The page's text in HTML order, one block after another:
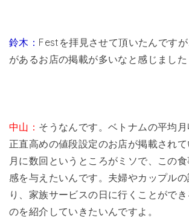
鈴木： Festを拝見させて頂いたんです
があるお店の掲載が多いなと感じました
中山： そうなんです。ベトナムの平均月
正直高めの値段設定のお店が掲載され
月に数回というところがミソで、この
感を与えたいんです。夫婦やカップル
り、家族サービスの日に行くことがで
のを紹介していきたいんですよ。